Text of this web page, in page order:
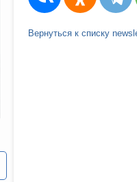
Вернуться к списку